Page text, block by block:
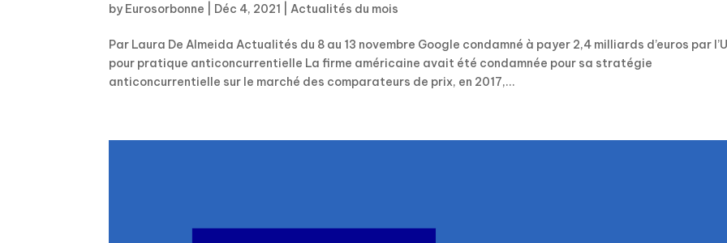
by Eurosorbonne Déc 4, 2021 |Actualités du mois
Par Laura De Almeida Actualités du 8 au 13 novembre Google condamné à payer 2,4 milliards d’euros par
pour pratique anticoncurrentielle La firme américaine avait été condamnée pour sa stratégie
anticoncurrentielle sur le marché des comparateurs de prix, en 2017,...